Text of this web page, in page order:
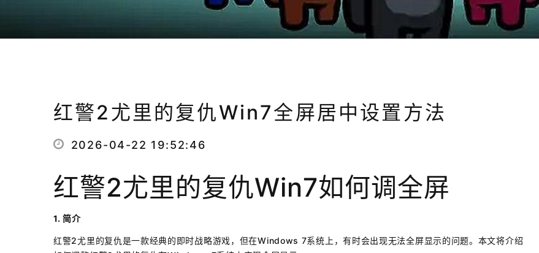
红警2尤里的复仇Win7全屏居中设置方法
2026-04-22 19:52:46
红警2尤里的复仇Win7如何调全屏
1. 简介
红警2尤里的复仇是一款经典的即时战略游戏，但在Windows 7系统上，有时会出现无法全屏显示的问题。本文将介绍